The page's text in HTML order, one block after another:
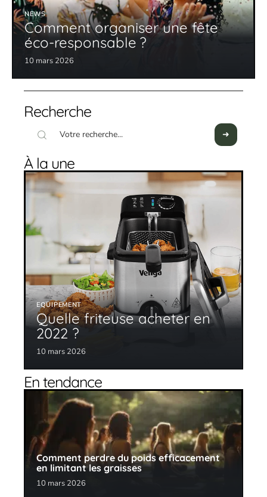
NEWS
Comment organiser une fête
éco-responsable ?
10 mars 2026
Recherche
À la une
EQUIPEMENT
Quelle friteuse acheter en
2022 ?
10 mars 2026
En tendance
Comment perdre du poids efficacement
en limitant les graisses
10 mars 2026